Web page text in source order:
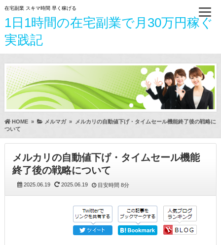
在宅副業 スキマ時間 早く稼げる
1日1時間の在宅副業で月30万円稼ぐ
実践記
HOME» メルマガ»
メルカリの自動値下げ・タイムセール機能終了後の戦略に
ついて
メルカリの自動値下げ・タイムセール機能
終了後の戦略について
2025.06.19 2025.06.19 目安時間 8分